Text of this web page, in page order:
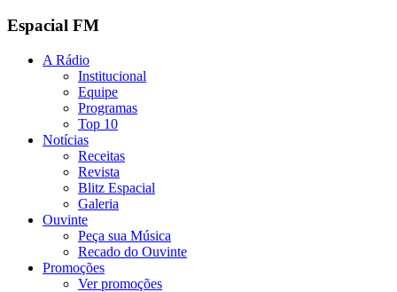
Espacial FM
A Rádio
Institucional
Equipe
Programas
Top 10
Notícias
Receitas
Revista
Blitz Espacial
Galeria
Ouvinte
Peça sua Música
Recado do Ouvinte
Promoções
Ver promoções